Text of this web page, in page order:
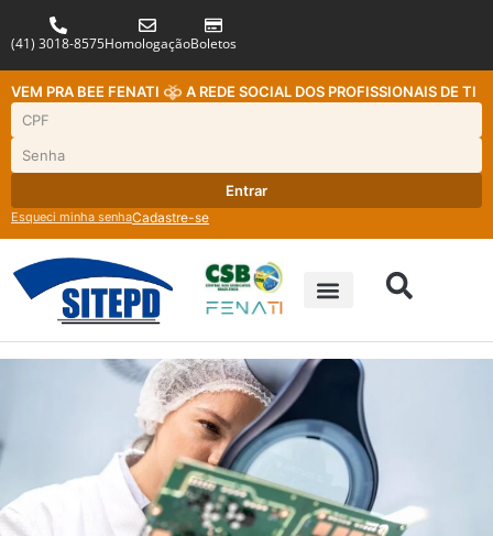
(41) 3018-8575HomologaçãoBoletos
VEM PRA BEE FENATI A REDE SOCIAL DOS PROFISSIONAIS DE TI
Entrar
Esqueci minha senhaCadastre-se